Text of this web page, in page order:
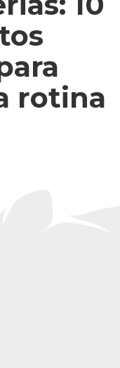
rotina